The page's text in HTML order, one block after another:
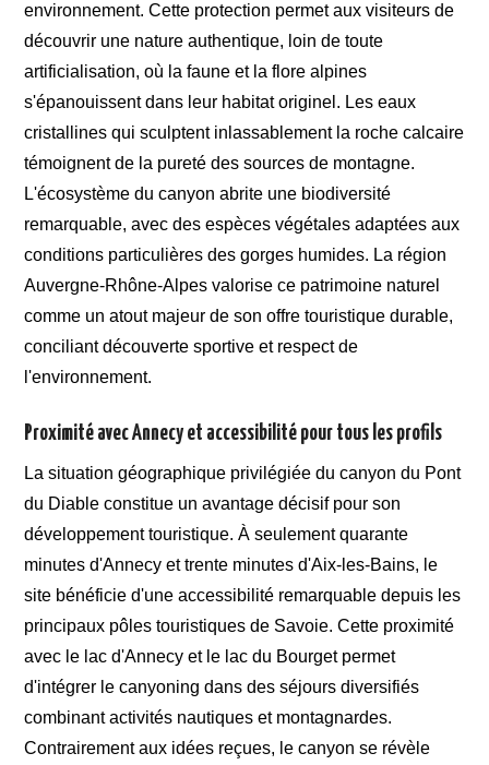
environnement. Cette protection permet aux visiteurs de
découvrir une nature authentique, loin de toute
artificialisation, où la faune et la flore alpines
s'épanouissent dans leur habitat originel. Les eaux
cristallines qui sculptent inlassablement la roche calcaire
témoignent de la pureté des sources de montagne.
L'écosystème du canyon abrite une biodiversité
remarquable, avec des espèces végétales adaptées aux
conditions particulières des gorges humides. La région
Auvergne-Rhône-Alpes valorise ce patrimoine naturel
comme un atout majeur de son offre touristique durable,
conciliant découverte sportive et respect de
l'environnement.
Proximité avec Annecy et accessibilité pour tous les profils
La situation géographique privilégiée du canyon du Pont
du Diable constitue un avantage décisif pour son
développement touristique. À seulement quarante
minutes d'Annecy et trente minutes d'Aix-les-Bains, le
site bénéficie d'une accessibilité remarquable depuis les
principaux pôles touristiques de Savoie. Cette proximité
avec le lac d'Annecy et le lac du Bourget permet
d'intégrer le canyoning dans des séjours diversifiés
combinant activités nautiques et montagnardes.
Contrairement aux idées reçues, le canyon se révèle